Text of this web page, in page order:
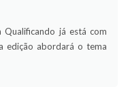
já está com
edição abordará o tema